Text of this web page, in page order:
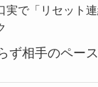
実で「リセット
ず相手のペー